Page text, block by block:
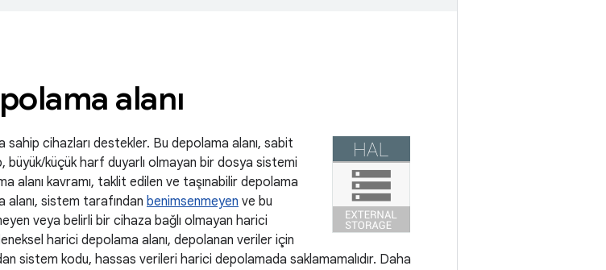
alanı
sahip cihazları destekler. Bu depolama alanı, sabit
büyük/küçük harf duyarlı olmayan bir dosya sistemi
alanı kavramı, taklit edilen ve taşınabilir depolama
alanı, sistem tarafından benimsenmeyen ve bu
veya belirli bir cihaza bağlı olmayan harici
harici depolama alanı, depolanan veriler için
sistem kodu, hassas verileri harici depolamada saklamamalıdır. Daha